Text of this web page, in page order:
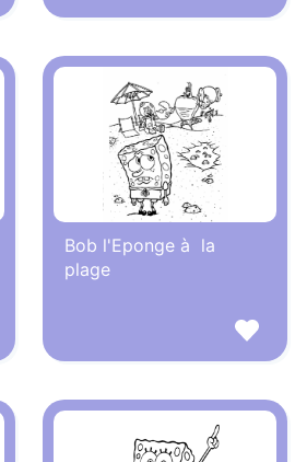
Bob l'Eponge à la
plage